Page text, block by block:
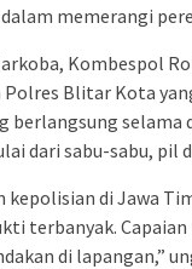
memerangi
Kombespol
Polres Blitar Kota
berlangsung
dari sabu-sabu, pil
kepolisian di Jawa
terbanyak.
di lapangan,”